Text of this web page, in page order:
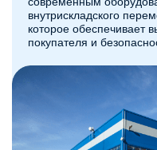
внутрискладского
которое обеспечивает
покупателя и